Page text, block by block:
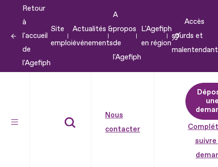
contenu
Retour
à
l'accueil
de
l'Agefiph
Site
emploi
Actualités &
événements
A
propos
de
l'Agefiph
L'Agefiph
en région
Accès
sourds et
Nous
contacter
suivre